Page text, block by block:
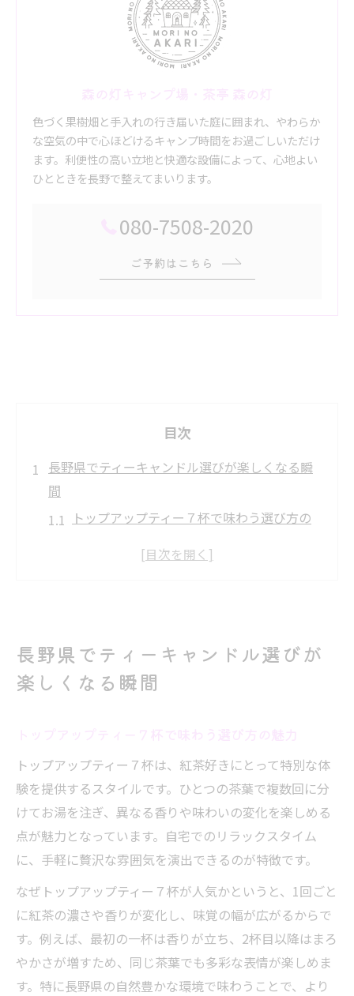
色づく果樹畑と手入れの行き届いた庭に囲まれ、やわらか
な空気の中で心ほどけるキャンプ時間をお過ごしいただけ
ます。利便性の高い立地と快適な設備によって、心地よい
ひとときを長野で整えてまいります。
080-7508-2020
ご予約はこちら
目次
長野県でティーキャンドル選びが楽しくなる瞬
間
トップアップティー７杯で味わう選び方の
ティーキャンドルを長野県で探す楽しみ方
トップアップティー７杯と過ごす休日のす
すめ
長野県で癒しの時間を過ごすコツ
キャンドル 長野市で叶えるリラックス体験
長野 キャンドル工房で癒しを見つける方法
トップアップティー７杯で心満たされる夜
キャンドル作り体験から広がる新しい趣味の世
界
長野県で楽しむトップアップティー７杯体
験談
ティーキャンドル作りで広がる趣味の魅力
長野県でティーキャンドル選びが
楽しくなる瞬間
トップアップティー７杯は、紅茶好きにとって特別な体
験を提供するスタイルです。ひとつの茶葉で複数回に分
けてお湯を注ぎ、異なる香りや味わいの変化を楽しめる
点が魅力となっています。自宅でのリラックスタイム
に、手軽に贅沢な雰囲気を演出できるのが特徴です。
なぜトップアップティー７杯が人気かというと、1回ごと
に紅茶の濃さや香りが変化し、味覚の幅が広がるからで
す。例えば、最初の一杯は香りが立ち、2杯目以降はまろ
やかさが増すため、同じ茶葉でも多彩な表情が楽しめま
す。特に長野県の自然豊かな環境で味わうことで、より